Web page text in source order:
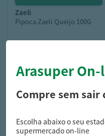
zaeli
Pipoca Zaeli Queijo 100G
R$ 4,19
Arasuper
Compre sem sair
Escolha abaixo o seu
supermercado on-line